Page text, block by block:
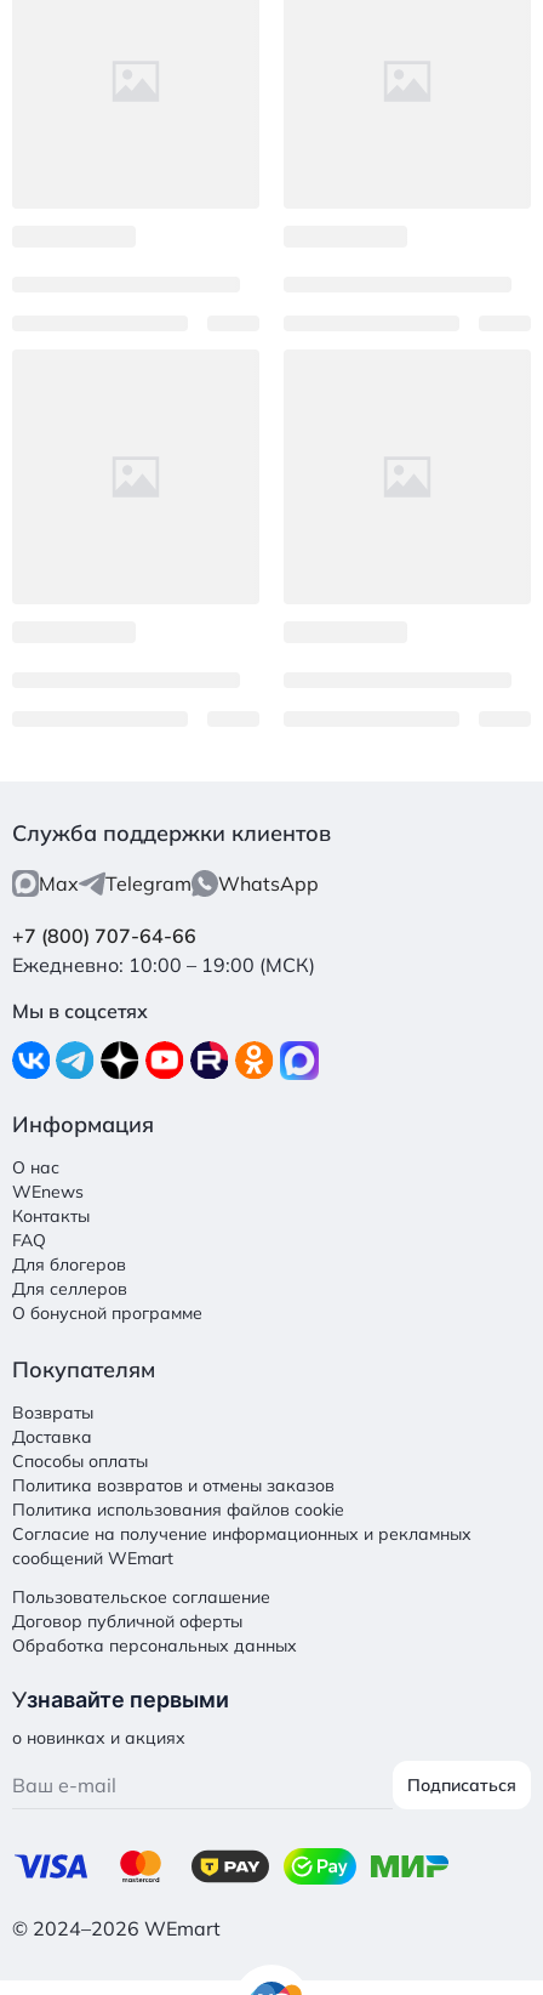
Служба поддержки клиентов
Max Telegram WhatsApp
+7 (800) 707-64-66
Ежедневно: 10:00 – 19:00 (МСК)
Мы в соцсетях
Информация
О нас
WEnews
Контакты
FAQ
Для блогеров
Для селлеров
О бонусной программе
Покупателям
Возвраты
Доставка
Способы оплаты
Политика возвратов и отмены заказов
Политика использования файлов cookie
Согласие на получение информационных и рекламных
сообщений WEmart
Пользовательское соглашение
Договор публичной оферты
Обработка персональных данных
Узнавайте первыми
о новинках и акциях
Подписаться
© 2024–2026 WEmart